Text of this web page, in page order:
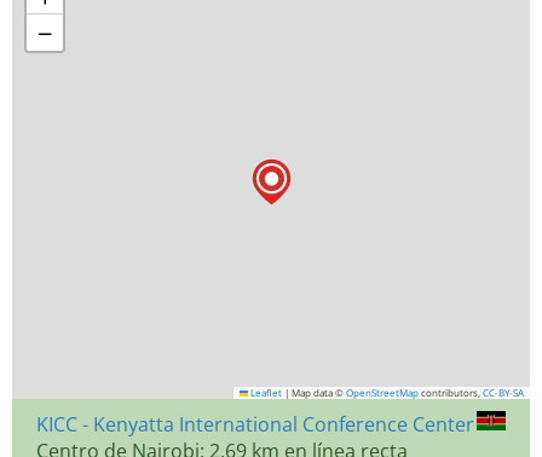
−
Leaflet | Map data © OpenStreetMap contributors, CC-BY-SA
KICC - Kenyatta International Conference Center
Centro de Nairobi: 2,69 km en línea recta